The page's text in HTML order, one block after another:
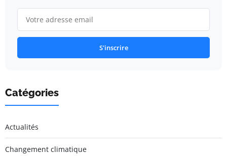
S'inscrire
Catégories
Actualités
Changement climatique